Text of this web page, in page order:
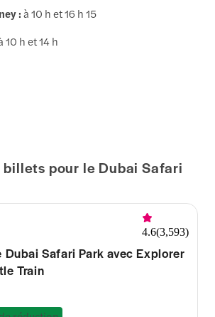
:à 10 h et 16 h 15
10 h et 14 h
billets pour le Dubai Safari
4.6(3,593)
Safari Park avec Explorer
Train